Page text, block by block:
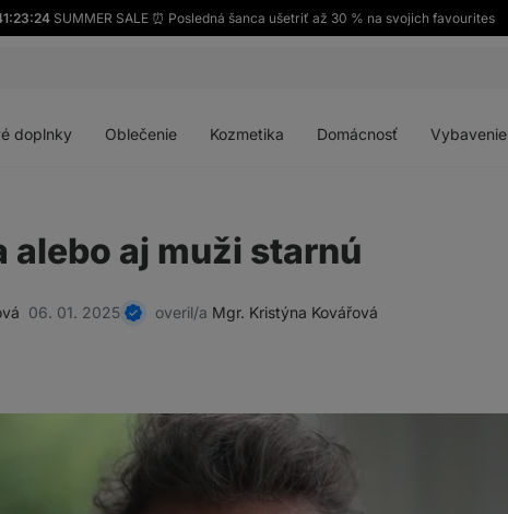
SUMMER SALE ⏰ Posledná šanca ušetriť až 30 % na svojich favourites
doplnky Oblečenie Kozmetika Domácnosť Vybavenie
alebo aj muži starnú
06. 01. 2025 overil/a Mgr. Kristýna Kovářová